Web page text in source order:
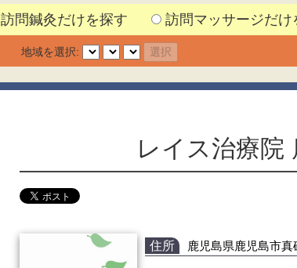
訪問鍼灸だけを探す 訪問マッサージだけ
地域を選択:
レイス治療院
住所 鹿児島県鹿児島市